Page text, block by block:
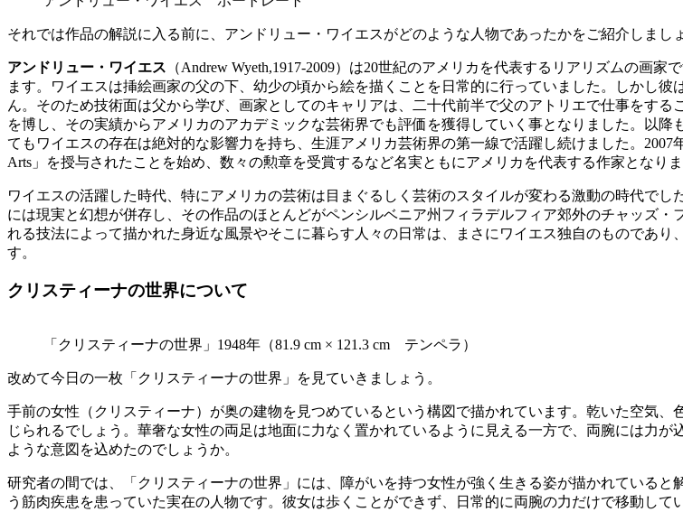
それでは作品の解説に入る前に、アンドリュー・ワイエスがどのような人物であったかをご紹介しまし
アンドリュー・ワイエス （Andrew Wyeth,1917-2009）は20世紀のアメリカを代表するリアリズムの画
ます。ワイエスは挿絵画家の父の下、幼少の頃から絵を描くことを日常的に行っていました。しかし
ん。そのため技術面は父から学び、画家としてのキャリアは、二十代前半で父のアトリエで仕事をす
を博し、その実績からアメリカのアカデミックな芸術界でも評価を獲得していく事となりました。以
てもワイエスの存在は絶対的な影響力を持ち、生涯アメリカ芸術界の第一線で活躍し続けました。
Arts」を授与されたことを始め、数々の勲章を受賞するなど名実ともにアメリカを代表する作家となり
ワイエスの活躍した時代、特にアメリカの芸術は目まぐるしく芸術のスタイルが変わる激動の時代で
には現実と幻想が併存し、その作品のほとんどがペンシルベニア州フィラデルフィア郊外のチャッズ
れる技法によって描かれた身近な風景やそこに暮らす人々の日常は、まさにワイエス独自のものであ
す。
クリスティーナの世界について
「クリスティーナの世界」1948年（81.9 cm × 121.3 cm テンペラ）
改めて今日の一枚「クリスティーナの世界」を見ていきましょう。
手前の女性（クリスティーナ）が奥の建物を見つめているという構図で描かれています。乾いた空気
じられるでしょう。華奢な女性の両足は地面に力なく置かれているように見える一方で、両腕には力
ような意図を込めたのでしょうか。
研究者の間では、「クリスティーナの世界」には、障がいを持つ女性が強く生きる姿が描かれている
う筋肉疾患を患っていた実在の人物です。彼女は歩くことができず、日常的に両腕の力だけで移動し